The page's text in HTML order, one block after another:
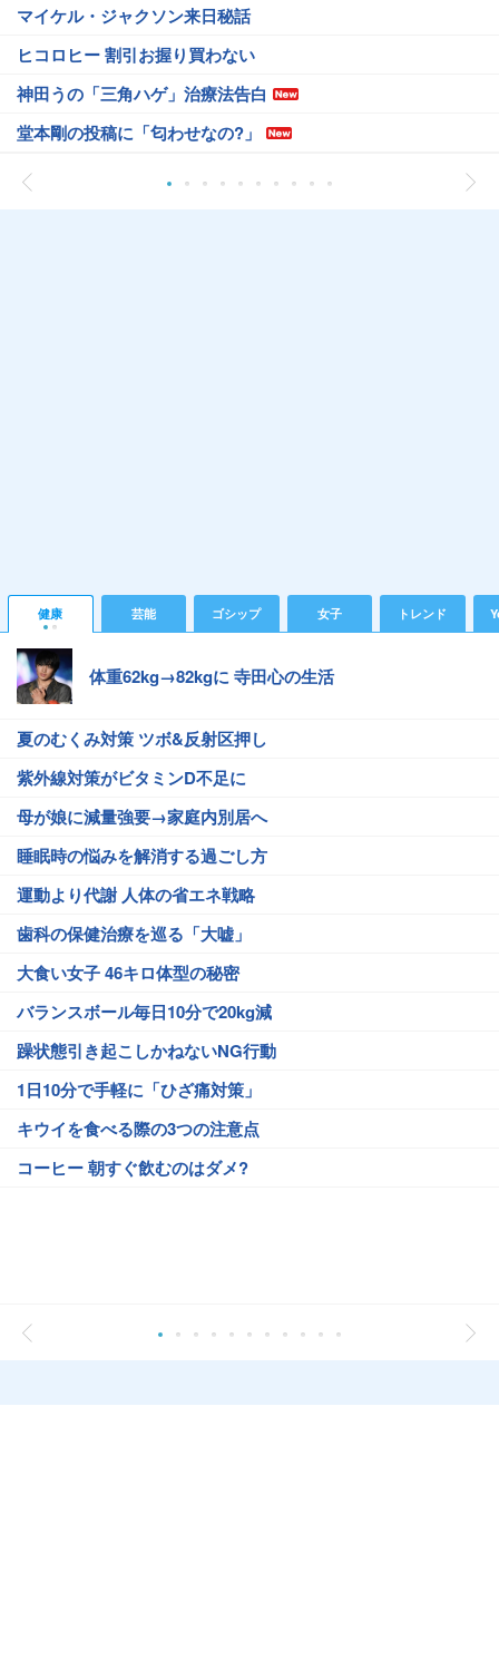
マイケル・ジャクソン来日秘話
ヒコロヒー 割引お握り買わない
神田うの「三角ハゲ」治療法告白
堂本剛の投稿に「匂わせなの?」
健康 芸能 ゴシップ 女子 トレンド
体重62kg→82kgに 寺田心の生活
夏のむくみ対策 ツボ&反射区押し
紫外線対策がビタミンD不足に
母が娘に減量強要→家庭内別居へ
睡眠時の悩みを解消する過ごし方
運動より代謝 人体の省エネ戦略
歯科の保健治療を巡る「大嘘」
大食い女子 46キロ体型の秘密
バランスボール毎日10分で20kg減
躁状態引き起こしかねないNG行動
1日10分で手軽に「ひざ痛対策」
キウイを食べる際の3つの注意点
コーヒー 朝すぐ飲むのはダメ?